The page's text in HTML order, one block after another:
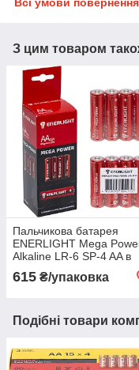
З цим товаром
Пальчикова батарея
ENERLIGHT Mega
Alkaline LR-6 SP-4 AA в
615 ₴/упаковка
Подібні товари